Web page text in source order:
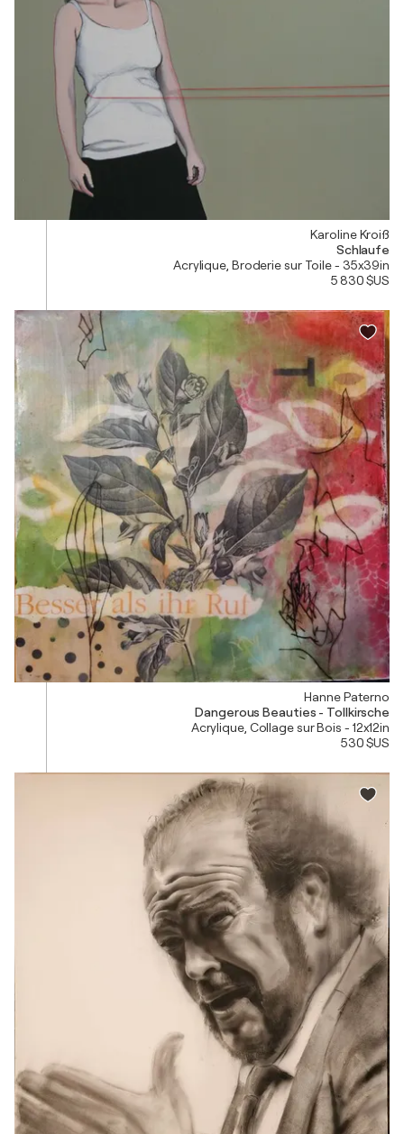
Karoline Kroiß
Schlaufe
Acrylique, Broderie sur Toile - 35x39in
5 830 $US
Hanne Paterno
Dangerous Beauties - Tollkirsche
Acrylique, Collage sur Bois - 12x12in
530 $US